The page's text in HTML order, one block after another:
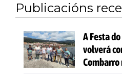
Publicacións
A Festa
volverá